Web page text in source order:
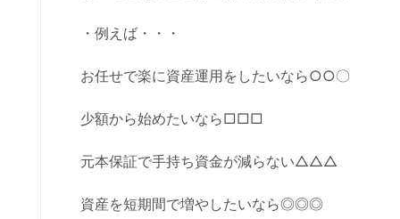
・例えば・・・
お任せで楽に資産運用をしたいなら○○〇
少額から始めたいなら□□□
元本保証で手持ち資金が減らない△△△
資産を短期間で増やしたいなら◎◎◎